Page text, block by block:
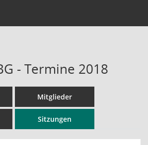
- Termine 2018
Mitglieder
Sitzungen